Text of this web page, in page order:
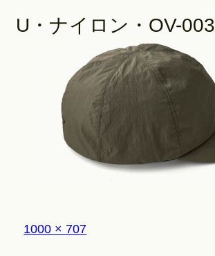
U・ナイロン・OV-003
フ
ル
1000 × 707